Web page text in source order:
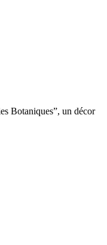
Botaniques”, un décor